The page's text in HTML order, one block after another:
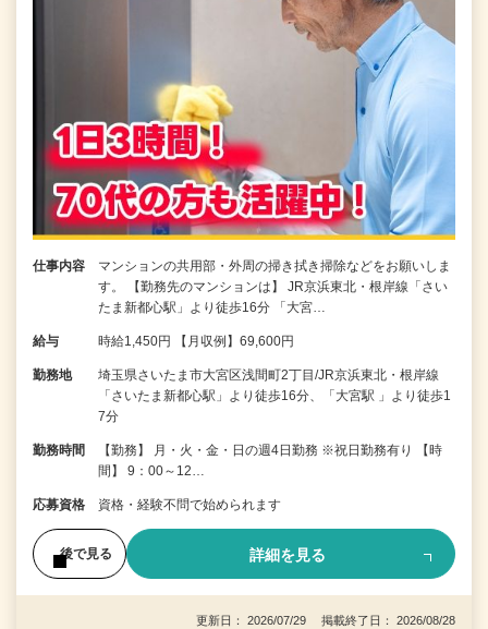
仕事内容
マンションの共用部・外周の掃き拭き掃除などをお願いしま
す。 【勤務先のマンションは】 JR京浜東北・根岸線「さい
たま新都心駅」より徒歩16分 「大宮…
給与 時給1,450円 【月収例】69,600円
勤務地
埼玉県さいたま市大宮区浅間町2丁目/JR京浜東北・根岸線
「さいたま新都心駅」より徒歩16分、「大宮駅 」より徒歩1
7分
勤務時間
【勤務】 月・火・金・日の週4日勤務 ※祝日勤務有り 【時
間】 9：00～12…
応募資格 資格・経験不問で始められます
後で見る 詳細を見る
更新日： 2026/07/29 掲載終了日： 2026/08/28